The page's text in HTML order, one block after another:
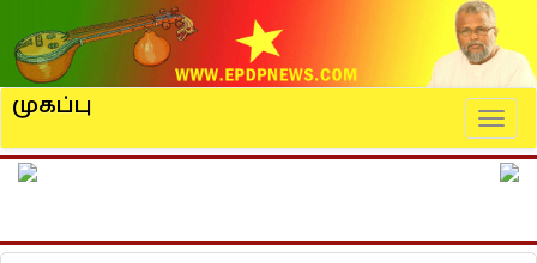
முகப்பு